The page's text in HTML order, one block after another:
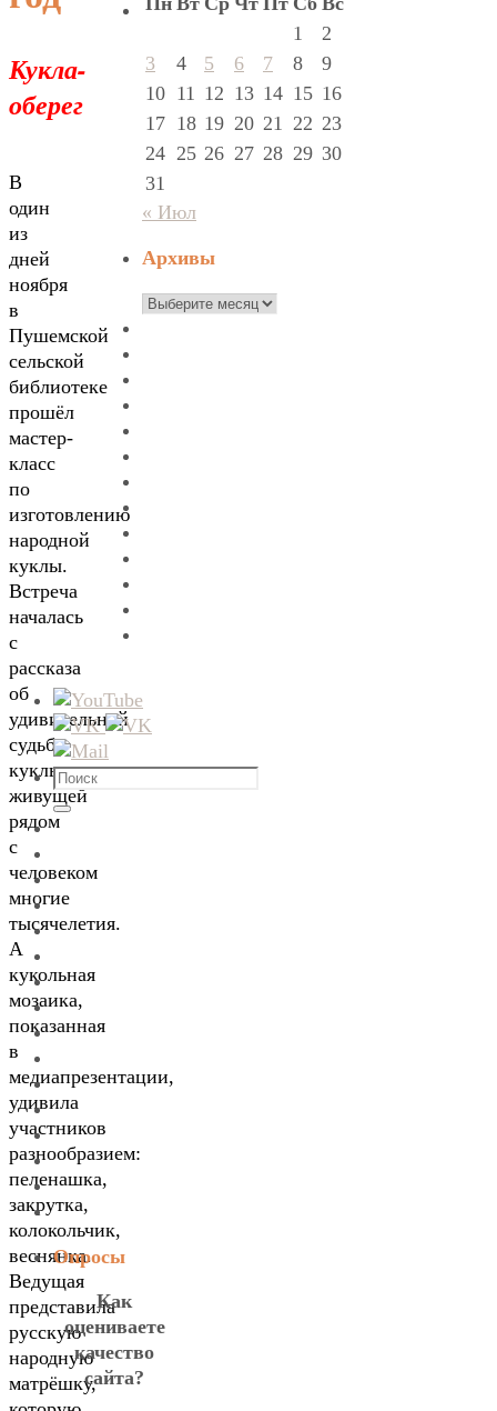
Кукла-
оберег
В
один
из
дней
ноября
в
Пушемской
сельской
библиотеке
прошёл
мастер-
класс
по
изготовлению
народной
куклы.
Встреча
началась
с
рассказа
об
удивительной
судьбе
куклы,
живущей
рядом
с
человеком
многие
тысячелетия.
А
кукольная
мозаика,
показанная
в
медиапрезентации,
удивила
участников
разнообразием:
пеленашка,
закрутка,
колокольчик,
веснянка.
Ведущая
представила
русскую
народную
матрёшку,
1
2
3
4 5 6 7 8
9
10 11 12 13 14 15 16
17 18 19 20 21 22 23
24 25 26 27 28 29 30
31
« Июл
Архивы
Архивы
Что
искать:
Поиск
Опросы
Как
оцениваете
качество
сайта?